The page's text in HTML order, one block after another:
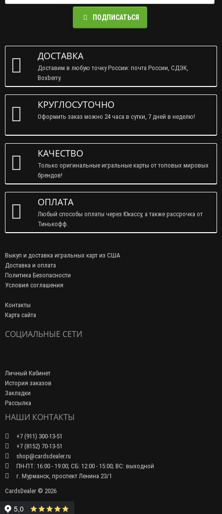
ПОДПИСАТЬСЯ
ДОСТАВКА
Доставим в любую точку России: почта России, СДЭК,
Boxberry.
КРУГЛОСУТОЧНО
Оформить заказ можно 24 часа в сутки, 7 дней в неделю!
КАЧЕСТВО
Только оригинальные игральные карты от топовых мировых
брендов!
ОПЛАТА
Любый способы оплаты через Юкассу, а также рассрочка от
Тинькофф.
Выкуп и доставка игральных карт из США
Доставка и оплата
Политика Безопасности
Условия соглашения
Контакты
Карта сайта
СОЦИАЛЬНЫЕ СЕТИ
Личный Кабинет
История заказов
Закладки
Рассылка
НАШИ КОНТАКТЫ
+7 (911) 300-13-51
+7 (8152) 70-13-51
shop@cardsdealer.ru
ПН-ПТ: 16:00 - 19:00; СБ: 12:00 - 15:00; ВС: выходной
г. Мурманск, проспект Ленина 23/1
CardsDealer © 2026